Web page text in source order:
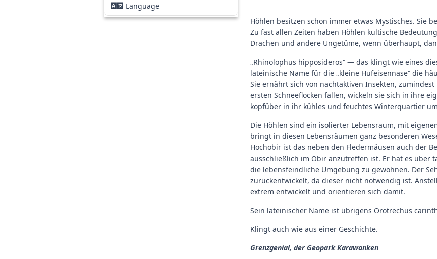
Language
Höhlen besitzen schon immer etwas Mystisches. Sie
Zu fast allen Zeiten haben Höhlen kultische
Drachen und andere Ungetüme, wenn überhaupt,
„Rhinolophus hipposideros“ — das klingt wie eines
lateinische Name für die „kleine Hufeisennase“ die
Sie ernährt sich von nachtaktiven Insekten,
ersten Schneeflocken fallen, wickeln sie sich in ihre
kopfüber in ihr kühles und feuchtes Winterquartier
Die Höhlen sind ein isolierter Lebensraum, mit
bringt in diesen Lebensräumen ganz besonderen
Hochobir ist das neben den Fledermäusen auch der
ausschließlich im Obir anzutreffen ist. Er hat es über
die lebensfeindliche Umgebung zu gewöhnen. Der
zurückentwickelt, da dieser nicht notwendig ist.
extrem entwickelt und orientieren sich damit.
Sein lateinischer Name ist übrigens Orotrechus
Klingt auch wie aus einer Geschichte.
Grenzgenial, der Geopark Karawanken